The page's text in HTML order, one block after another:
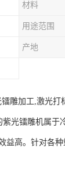
材料
用途范围
产地
雕加工,激光
光镭雕机属
高。针对各